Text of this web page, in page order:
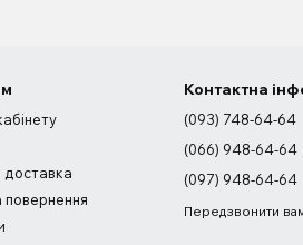
доставка
повернення
Контактна
(093) 748-64-64
(066) 948-64-64
(097) 948-64-64
Передзвонити